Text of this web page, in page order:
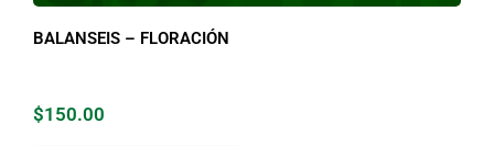
BALANSEIS – FLORACIÓN
$150.00